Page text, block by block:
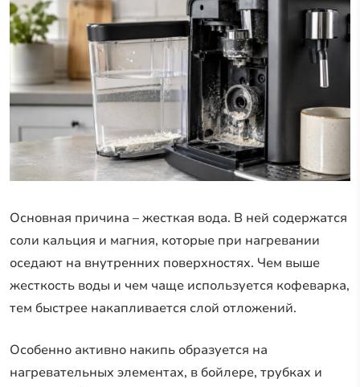
Основная причина – жесткая вода. В ней содержатся
соли кальция и магния, которые при нагревании
оседают на внутренних поверхностях. Чем выше
жесткость воды и чем чаще используется кофеварка,
тем быстрее накапливается слой отложений.
Особенно активно накипь образуется на
нагревательных элементах, в бойлере, трубках и